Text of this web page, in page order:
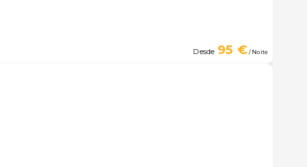
Desde 95 €/ Noite